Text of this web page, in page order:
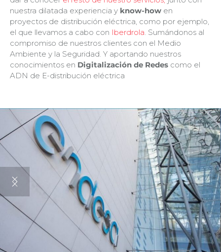
nuestra dilatada experiencia y know-how en
proyectos de distribución eléctrica, como por ejemplo,
el que llevamos a cabo con Iberdrola. Sumándonos al
compromiso de nuestros clientes con el Medio
Ambiente y la Seguridad. Y aportando nuestros
conocimientos en Digitalización de Redes como el
ADN de E-distribución eléctrica